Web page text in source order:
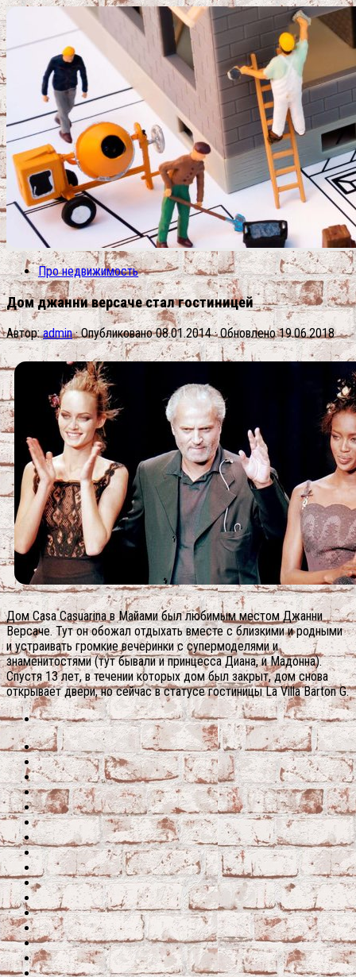
Про недвижимость
Дом джанни версаче стал гостиницей
Автор:admin · Опубликовано08.01.2014· Обновлено19.06.2018
Дом Casa Casuarina в Майами был любимым местом Джанни
Версаче. Тут он обожал отдыхать вместе с близкими и родными
и устраивать громкие вечеринки с супермоделями и
знаменитостями (тут бывали и принцесса Диана, и Мадонна).
Спустя 13 лет, в течении которых дом был закрыт, дом снова
открывает двери, но сейчас в статусе гостиницы La Villa Barton G.